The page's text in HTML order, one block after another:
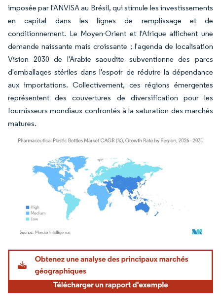
imposée par l'ANVISA au Brésil, qui stimule les investissements
en capital dans les lignes de remplissage et de
conditionnement. Le Moyen-Orient et l'Afrique affichent une
demande naissante mais croissante ; l'agenda de localisation
Vision 2030 de l'Arabie saoudite subventionne des parcs
d'emballages stériles dans l'espoir de réduire la dépendance
aux importations. Collectivement, ces régions émergentes
représentent des couvertures de diversification pour les
fournisseurs mondiaux confrontés à la saturation des marchés
matures.
Image © Mordor Intelligence. La réutilisation nécessite une attribution sous CC BY